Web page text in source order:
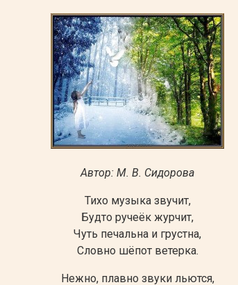
Автор: М. В. Сидорова
Тихо музыка звучит,
Будто ручеёк журчит,
Чуть печальна и грустна,
Словно шёпот ветерка.
Нежно, плавно звуки льются,